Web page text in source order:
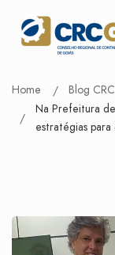
Home Blog
Na Prefeitura
estratégias